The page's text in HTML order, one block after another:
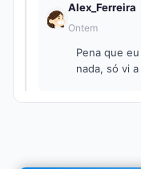
Alex_Ferreira
Ontem
Pena que
nada, só vi